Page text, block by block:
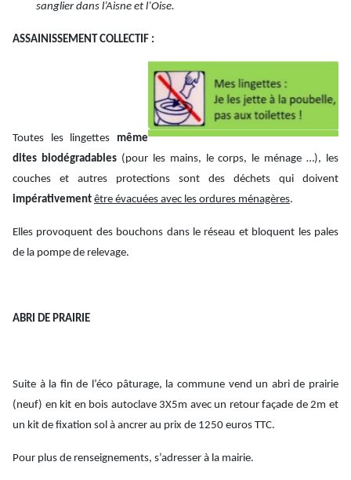
sanglier dans l’Aisne et l’Oise.
ASSAINISSEMENT COLLECTIF :
Toutes les lingettes même
dites biodégradables (pour les mains, le corps, le ménage …), les
couches et autres protections sont des déchets qui doivent
impérativement être évacuées avec les ordures ménagères.
Elles provoquent des bouchons dans le réseau et bloquent les pales
de la pompe de relevage.
ABRI DE PRAIRIE
Suite à la fin de l’éco pâturage, la commune vend un abri de prairie
(neuf) en kit en bois autoclave 3X5m avec un retour façade de 2m et
un kit de fixation sol à ancrer au prix de 1250 euros TTC.
Pour plus de renseignements, s’adresser à la mairie.